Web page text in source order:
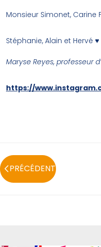
Monsieur Simonet, Carine
Stéphanie, Alain et Hervé ♥
Maryse Reyes, professeur
https://
PRÉCÉDENT